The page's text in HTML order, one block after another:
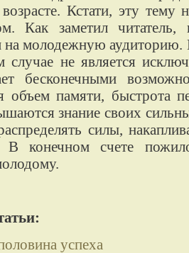
Кстати, эту тему
Как заметил читатель,
на молодежную аудиторию.
случае не является
бесконечными
объем памяти, быстрота
знание своих
силы,
В конечном счете
успеха